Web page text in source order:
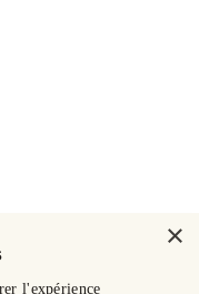
×
l'expérience